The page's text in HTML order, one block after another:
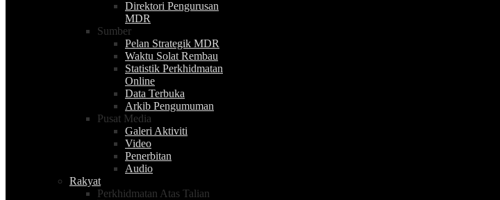
Direktori Pengurusan
MDR
Sumber
Pelan Strategik MDR
Waktu Solat Rembau
Statistik Perkhidmatan
Online
Data Terbuka
Arkib Pengumuman
Pusat Media
Galeri Aktiviti
Video
Penerbitan
Audio
Rakyat
Perkhidmatan Atas Talian